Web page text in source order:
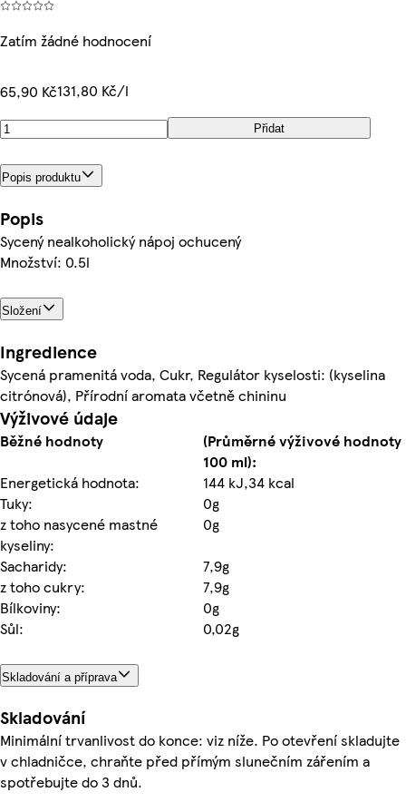
Zatím žádné hodnocení
65,90 Kč131,80 Kč/l
Přidat
Popis produktu
Popis
Sycený nealkoholický nápoj ochucený
Množství: 0.5l
Složení
Ingredience
Sycená pramenitá voda, Cukr, Regulátor kyselosti: (kyselina
citrónová), Přírodní aromata včetně chininu
Výživové údaje
Běžné hodnoty
(Průměrné výživové hodnoty
100 ml):
Energetická hodnota:
144 kJ,34 kcal
Tuky:
0g
z toho nasycené mastné
kyseliny:
0g
Sacharidy:
7,9g
z toho cukry:
7,9g
Bílkoviny:
0g
Sůl:
0,02g
Skladování a příprava
Skladování
Minimální trvanlivost do konce: viz níže. Po otevření skladujte
v chladničce, chraňte před přímým slunečním zářením a
spotřebujte do 3 dnů.